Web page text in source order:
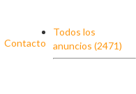
Contacto
Todos los
anuncios (2471)